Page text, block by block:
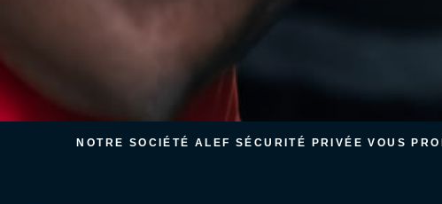
NOTRE SOCIÉTÉ ALEF SÉCURITÉ PRIVÉE VOUS